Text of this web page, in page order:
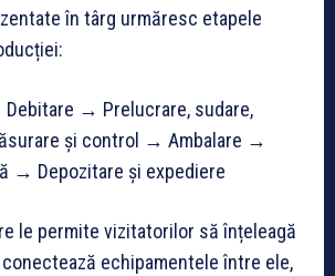
în târg urmăresc etapele
→ Prelucrare, sudare,
și control → Ambalare →
→ Depozitare și expediere
le permite vizitatorilor să înțeleagă
echipamentele între ele,